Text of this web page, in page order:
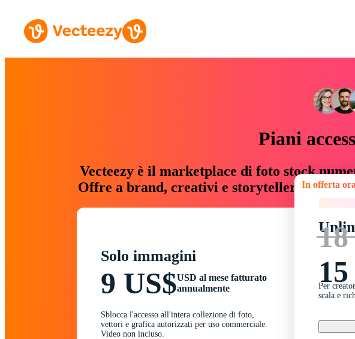
Piani
Vecteezy è il marketplace di foto stock
Offre a brand, creativi e storyteller risorse
Solo immagini
9 US$USD al mese fatturato
annualmente
Sblocca l'accesso all'intera collezione di foto,
vettori e grafica autorizzati per uso commerciale.
Video non incluso.
In offerta ora!
Per
scala e